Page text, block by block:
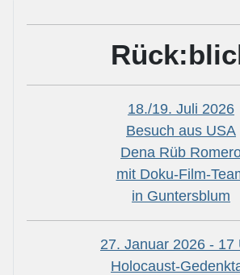
18./19. Juli 2026
Besuch aus USA
Dena Rüb
mit Doku-Film-
in Guntersblum
27. Januar 2026 - 17
Holocaust-